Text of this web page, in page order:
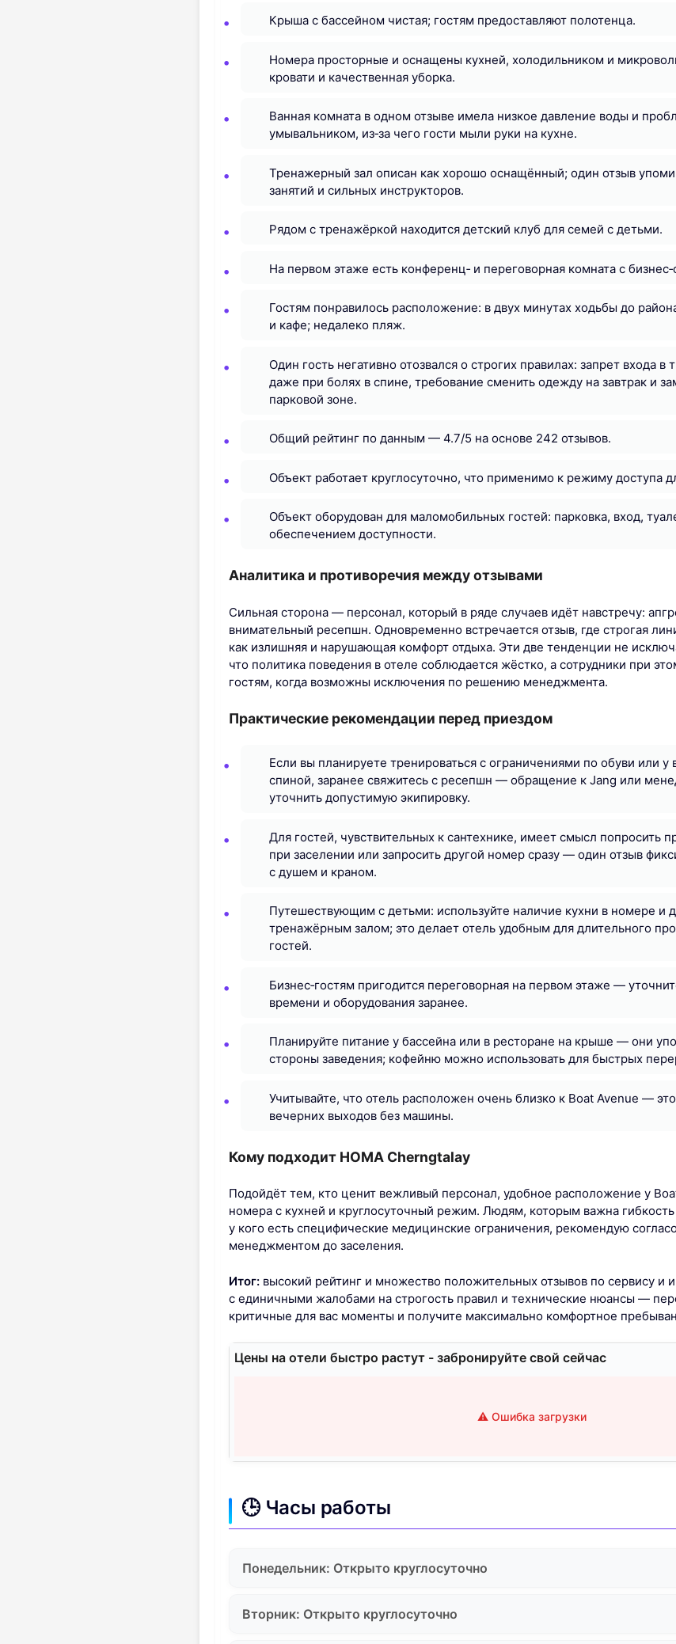
Крыша с бассейном чистая; гостям предоставляют полотенца.
Номера просторные и оснащены кухней, холодильником и
кровати и качественная уборка.
Ванная комната в одном отзыве имела низкое давление воды и
умывальником, из‑за чего гости мыли руки на кухне.
Тренажерный зал описан как хорошо оснащённый; один отзыв
занятий и сильных инструкторов.
Рядом с тренажёркой находится детский клуб для семей с детьми.
На первом этаже есть конференц‑ и переговорная комната с
Гостям понравилось расположение: в двух минутах ходьбы до
и кафе; недалеко пляж.
Один гость негативно отозвался о строгих правилах: запрет входа
даже при болях в спине, требование сменить одежду на завтрак и
парковой зоне.
Общий рейтинг по данным — 4.7/5 на основе 242 отзывов.
Объект работает круглосуточно, что применимо к режиму доступа
Объект оборудован для маломобильных гостей: парковка, вход,
обеспечением доступности.
Аналитика и противоречия между отзывами
Сильная сторона — персонал, который в ряде случаев идёт навстречу:
внимательный ресепшн. Одновременно встречается отзыв, где строгая
как излишняя и нарушающая комфорт отдыха. Эти две тенденции не
что политика поведения в отеле соблюдается жёстко, а сотрудники при
гостям, когда возможны исключения по решению менеджмента.
Практические рекомендации перед приездом
Если вы планируете тренироваться с ограничениями по обуви или у
спиной, заранее свяжитесь с ресепшн — обращение к Jang или
уточнить допустимую экипировку.
Для гостей, чувствительных к сантехнике, имеет смысл попросить
при заселении или запросить другой номер сразу — один отзыв
с душем и краном.
Путешествующим с детьми: используйте наличие кухни в номере и
тренажёрным залом; это делает отель удобным для длительного
гостей.
Бизнес‑гостям пригодится переговорная на первом этаже —
времени и оборудования заранее.
Планируйте питание у бассейна или в ресторане на крыше — они
стороны заведения; кофейню можно использовать для быстрых
Учитывайте, что отель расположен очень близко к Boat Avenue —
вечерних выходов без машины.
Кому подходит HOMA Cherngtalay
Подойдёт тем, кто ценит вежливый персонал, удобное расположение у
номера с кухней и круглосуточный режим. Людям, которым важна
у кого есть специфические медицинские ограничения, рекомендую
менеджментом до заселения.
Итог: высокий рейтинг и множество положительных отзывов по сервису и
с единичными жалобами на строгость правил и технические нюансы —
критичные для вас моменты и получите максимально комфортное
Цены на отели быстро растут - забронируйте свой сейчас
⚠️ Ошибка загрузки
🕒 Часы работы
Понедельник: Открыто круглосуточно
Вторник: Открыто круглосуточно